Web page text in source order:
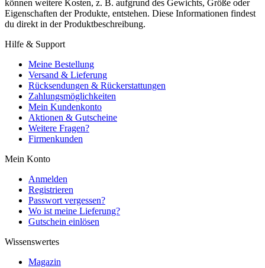
können weitere Kosten, z. B. aufgrund des Gewichts, Größe oder
Eigenschaften der Produkte, entstehen. Diese Informationen findest
du direkt in der Produktbeschreibung.
Hilfe & Support
Meine Bestellung
Versand & Lieferung
Rücksendungen & Rückerstattungen
Zahlungsmöglichkeiten
Mein Kundenkonto
Aktionen & Gutscheine
Weitere Fragen?
Firmenkunden
Mein Konto
Anmelden
Registrieren
Passwort vergessen?
Wo ist meine Lieferung?
Gutschein einlösen
Wissenswertes
Magazin